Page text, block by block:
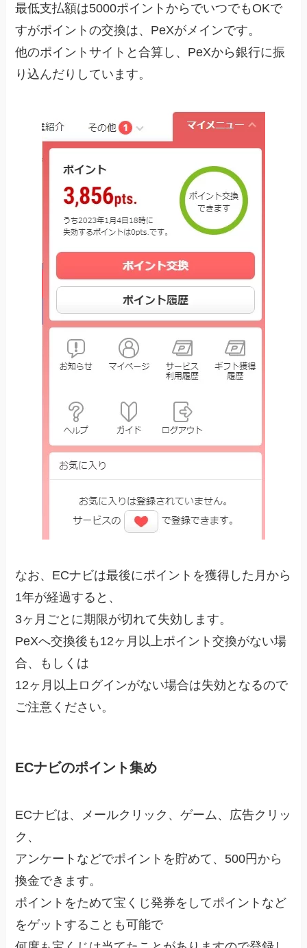
最低支払額は5000ポイントからでいつでもOKで
すがポイントの交換は、PeXがメインです。
他のポイントサイトと合算し、PeXから銀行に振
り込んだりしています。
なお、ECナビは最後にポイントを獲得した月から
1年が経過すると、
3ヶ月ごとに期限が切れて失効します。
PeXへ交換後も12ヶ月以上ポイント交換がない場
合、もしくは
12ヶ月以上ログインがない場合は失効となるので
ご注意ください。
ECナビのポイント集め
ECナビは、メールクリック、ゲーム、広告クリッ
ク、
アンケートなどでポイントを貯めて、500円から
換金できます。
ポイントをためて宝くじ発券をしてポイントなど
をゲットすることも可能で